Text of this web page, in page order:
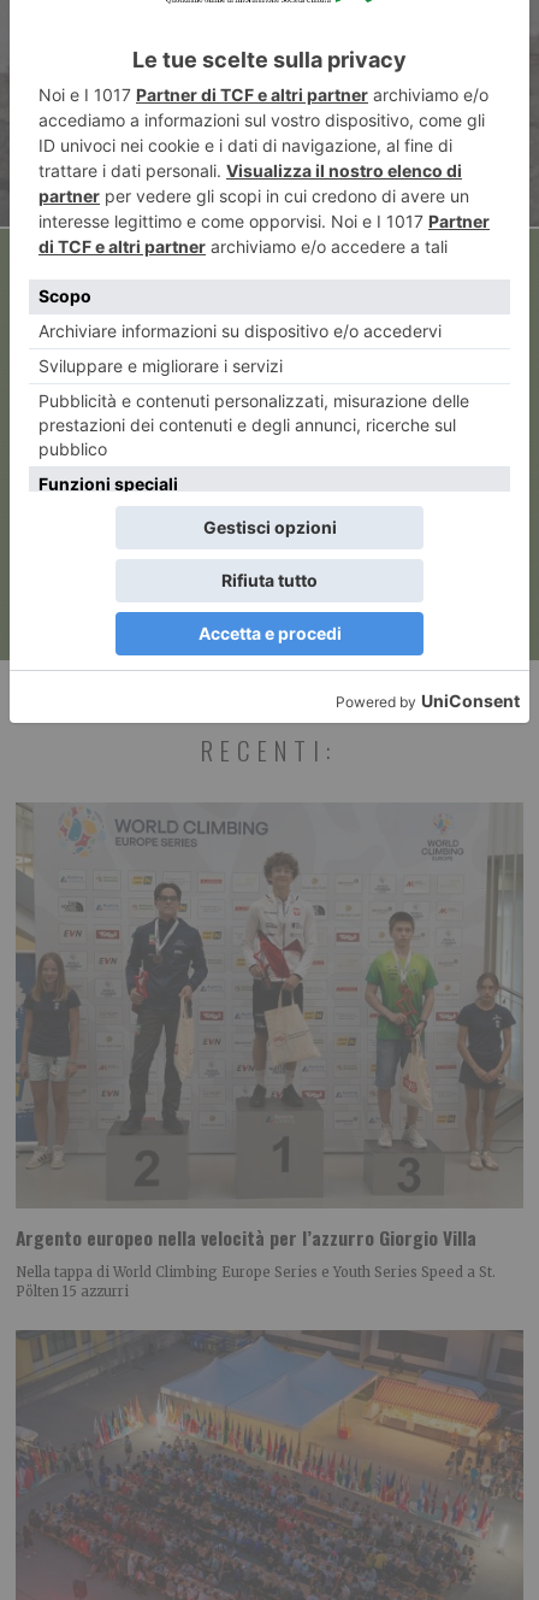
Buongiorno, grazie, scusa. La
cortesia sta bene su tutto
RECENTI:
Argento europeo nella velocità per l’azzurro Giorgio Villa
Nella tappa di World Climbing Europe Series e Youth Series Speed a St.
Pölten 15 azzurri